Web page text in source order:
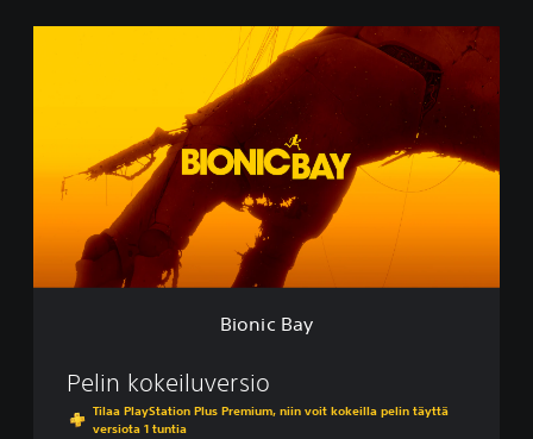
Bionic Bay
Pelin kokeiluversio
Tilaa PlayStation Plus Premium, niin voit kokeilla pelin täyttä
versiota 1 tuntia